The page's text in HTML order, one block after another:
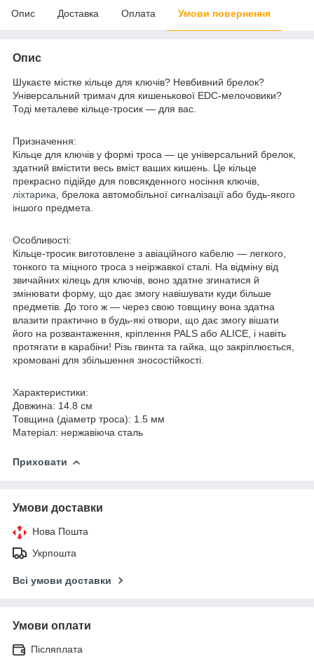
Опис Доставка Оплата Умови повернення
Опис
Шукаєте містке кільце для ключів? Невбивний брелок?
Універсальний тримач для кишенькової EDC-мелочовики?
Тоді металеве кільце-тросик — для вас.
Призначення:
Кільце для ключів у формі троса — це універсальний брелок,
здатний вмістити весь вміст ваших кишень. Це кільце
прекрасно підійде для повсякденного носіння ключів,
ліхтарика , брелока автомобільної сигналізації або будь-якого
іншого предмета.
Особливості:
Кільце-тросик виготовлене з авіаційного кабелю — легкого,
тонкого та міцного троса з неіржавкої сталі. На відміну від
звичайних кілець для ключів, воно здатне згинатися й
змінювати форму, що дає змогу навішувати куди більше
предметів. До того ж — через свою товщину вона здатна
влазити практично в будь-які отвори, що дає змогу вішати
його на розвантаження, кріплення PALS або ALICE, і навіть
протягати в карабіни! Різь гвинта та гайка, що закріплюється,
хромовані для збільшення зносостійкості.
Характеристики:
Довжина: 14.8 см
Товщина (діаметр троса): 1.5 мм
Матеріал: нержавіюча сталь
Приховати
Умови доставки
Нова Пошта
Укрпошта
Всі умови доставки
Умови оплати
Післяплата